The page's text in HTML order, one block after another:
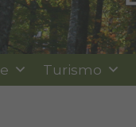
Turismo